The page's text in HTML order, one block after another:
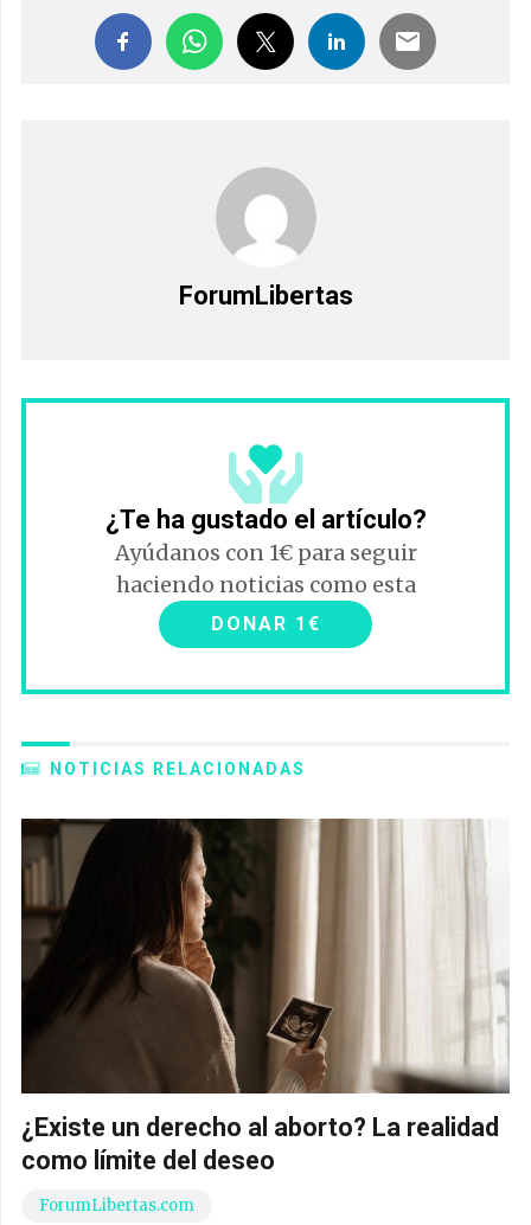
ForumLibertas
¿Te ha gustado el artículo?
Ayúdanos con 1€ para seguir
haciendo noticias como esta
DONAR 1€
NOTICIAS RELACIONADAS
¿Existe un derecho al aborto? La realidad
como límite del deseo
ForumLibertas.com